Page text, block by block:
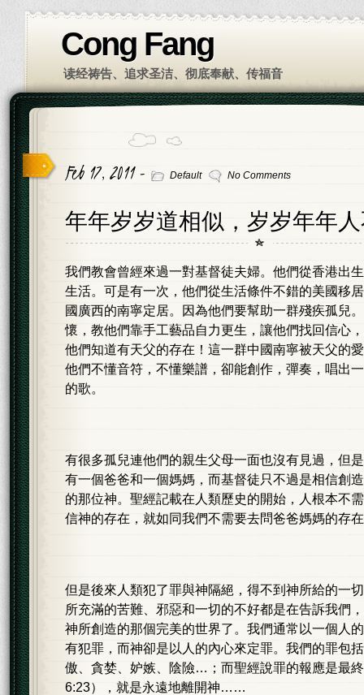
Cong Fang
读经祷告、追求圣洁、彻底奉献、传福音
Feb 17, 2011 - Default No Comments
年年岁岁道相似，岁岁年年
我們教會曾經來過一對基督徒夫婦。他們從香港出
生活。可是有一次，他們從生活條件不錯的美國移
國廣西的南寧定居。因為他們要幫助一群殘疾孤兒
懷，教他們靠手工藝品自力更生，讓他們找回信心
他們知道有天父的存在！這一群中國南寧被天父的
他們不懂音符，不懂樂譜，卻能創作，彈奏，唱出
的歌。
有很多孤兒連他們的親生父母一面也沒有見過，但
有一個爸爸和一個媽媽，而基督徒只不過是相信創
的那位神。聖經記載在人類歷史的開始，人根本不
信神的存在，就如同我們不需要去問爸爸媽媽的
但是後來人類犯了罪與神隔絕，得不到神所給的一
所充滿的苦難、邪惡和一切的不好都是在告訴我們
神所創造的那個完美的世界了。我們通常以一個人
有犯罪，而神卻是以人的內心來定罪。我們的罪包
傲、貪婪、妒嫉、陰險…；而聖經說罪的報應是最
6:23），就是永遠地離開神……